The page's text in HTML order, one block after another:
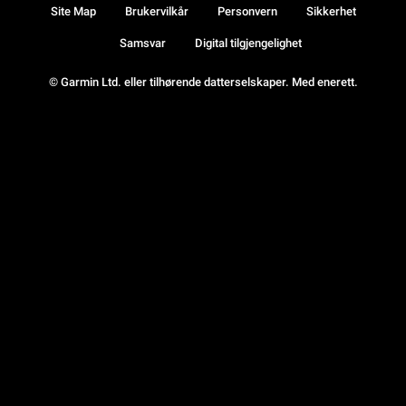
© Garmin Ltd. eller tilhørende datterselskaper. Med enerett.
Site Map Brukervilkår Personvern Sikkerhet
Samsvar Digital tilgjengelighet